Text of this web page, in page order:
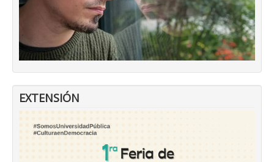
EXTENSIÓN